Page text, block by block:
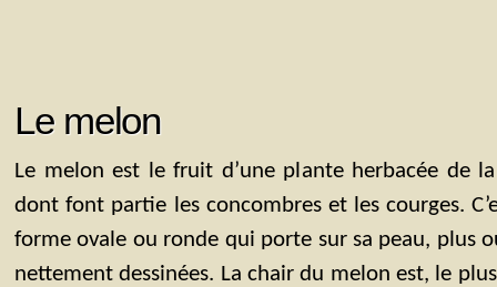
Le melon
Le melon est le fruit d’une plante herbacée de
dont font partie les concombres et les courges.
forme ovale ou ronde qui porte sur sa peau, plus
nettement dessinées. La chair du melon est, le